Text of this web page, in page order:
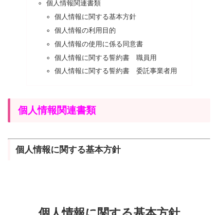
個人情報関連書類
個人情報に関する基本方針
個人情報の利用目的
個人情報の使用に係る同意書
個人情報に関する誓約書 職員用
個人情報に関する誓約書 委託事業者用
個人情報関連書類
個人情報に関する基本方針